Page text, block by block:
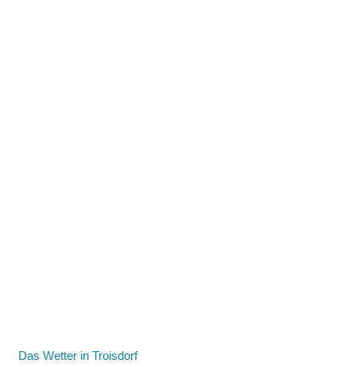
Das Wetter in Troisdorf